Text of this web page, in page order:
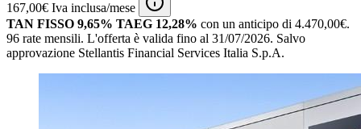
167,00€ Iva inclusa/mese
TAN FISSO 9,65% TAEG 12,28% con un anticipo di 4.470,00€.
96 rate mensili. L'offerta è valida fino al 31/07/2026. Salvo
approvazione Stellantis Financial Services Italia S.p.A.